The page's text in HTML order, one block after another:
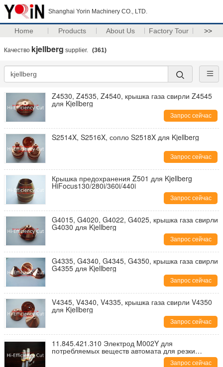
Shanghai Yorin Machinery CO., LTD.
Home Products About Us Factory Tour >>
Качество kjellberg supplier. (361)
Z4530, Z4535, Z4540, крышка газа свирли Z4545
для Kjellberg
Запрос сейчас
S2514X, S2516X, сопло S2518X для Kjellberg
Запрос сейчас
Крышка предохранения Z501 для Kjellberg
HiFocus130/280i/360i/440i
Запрос сейчас
G4015, G4020, G4022, G4025, крышка газа свирли
G4030 для Kjellberg
Запрос сейчас
G4335, G4340, G4345, G4350, крышка газа свирли
G4355 для Kjellberg
Запрос сейчас
V4345, V4340, V4335, крышка газа свирли V4350
для Kjellberg
Запрос сейчас
11.845.421.310 Электрод M002Y для
потребляемых веществ автомата для резки
Запрос сейчас